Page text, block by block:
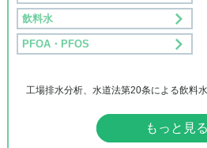
飲料⽔
PFOA・PFOS
工場排水分析、水道法第20条による飲料
もっと見る